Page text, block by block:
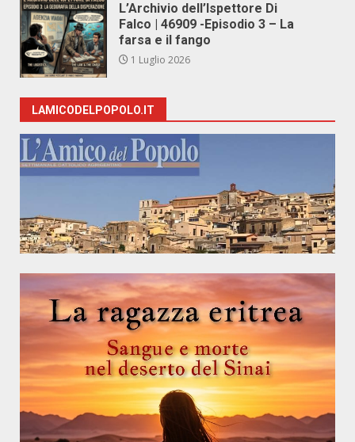
L’Archivio dell’Ispettore Di
Falco | 46909 -Episodio 3 – La
farsa e il fango
1 Luglio 2026
LAMICODELPOPOLO.IT